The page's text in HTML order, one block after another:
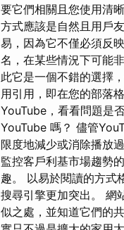
要它們相關且您使用清
方式應該是自然且用戶
易，因為它不僅必須反
名，在某些情況下可能
此它是一個不錯的選擇
用引用，即在您的部落
YouTube，看看問題是
YouTube 嗎？ 儘管
限度地減少或消除播放
監控客戶利基市場趨勢
趣。 以易於閱讀的方式
搜尋引擎更加突出。 網
似之處，並知道它們的